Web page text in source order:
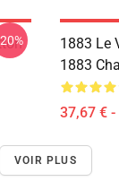
1883 Le
1883
37,67 €
VOIR PLUS